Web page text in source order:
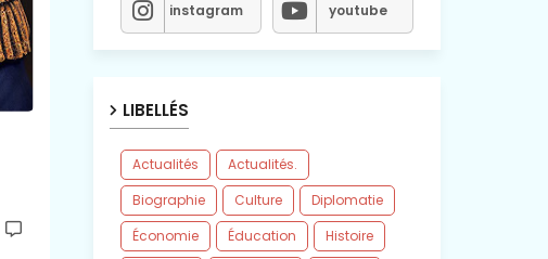
instagram youtube
LIBELLÉS
Actualités
Actualités.
Biographie
Culture
Diplomatie
Économie
Éducation
Histoire